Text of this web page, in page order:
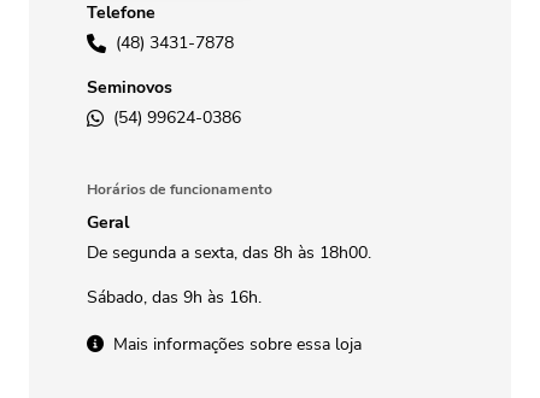
Telefone
(48) 3431-7878
Seminovos
(54) 99624-0386
Horários de funcionamento
Geral
De segunda a sexta, das 8h às 18h00.
Sábado, das 9h às 16h.
Mais informações sobre essa loja